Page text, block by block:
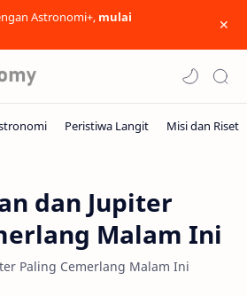
Astronomi+, mulai
dan Jupiter
Malam Ini
Paling Cemerlang Malam Ini